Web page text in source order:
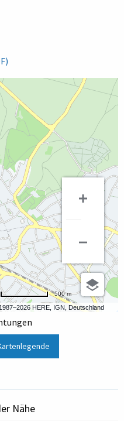
HERE, IGN, Deutschland
500 m
Nähe